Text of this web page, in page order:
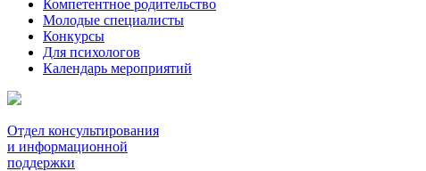
Компетентное родительство
Молодые специалисты
Конкурсы
Для психологов
Календарь мероприятий
Отдел консультирования
и информационной
поддержки